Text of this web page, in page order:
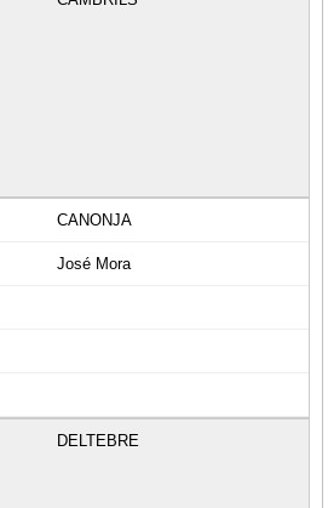
CANONJA
José Mora
DELTEBRE